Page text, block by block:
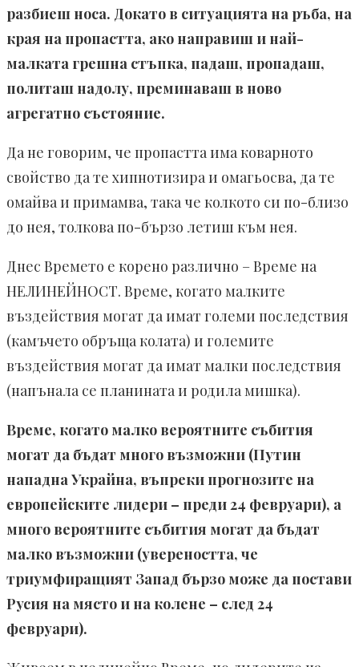
разбиеш носа. Докато в ситуацията на ръба, на
края на пропастта, ако направиш и най-
малката грешна стъпка, падаш, пропадаш,
политаш надолу, преминаваш в ново
агрегатно състояние.
Да не говорим, че пропастта има коварното
свойство да те хипнотизира и омагьосва, да те
омайва и примамва, така че колкото си по-близо
до нея, толкова по-бързо летиш към нея.
Днес Времето е корено различно – Време на
НЕЛИНЕЙНОСТ. Време, когато малките
въздействия могат да имат големи последствия
(камъчето обръща колата) и големите
въздействия могат да имат малки последствия
(напънала се планината и родила мишка).
Време, когато малко вероятните събития
могат да бъдат много възможни (Путин
нападна Украйна, въпреки прогнозите на
европейските лидери – преди 24 февруари), а
много вероятните събития могат да бъдат
малко възможни (увереността, че
триумфиращият Запад бързо може да постави
Русия на място и на колене – след 24
февруари).